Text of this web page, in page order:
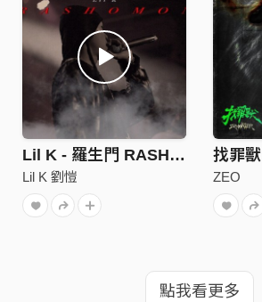
Lil K - 羅生門 RASHOMON (Official Audio)
Lil K 劉愷
找罪獸
ZEO
點我看更多